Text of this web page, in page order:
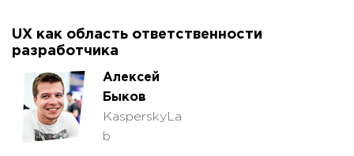
UX как область ответственности
разработчика
Алексей
Быков
KasperskyLa
b